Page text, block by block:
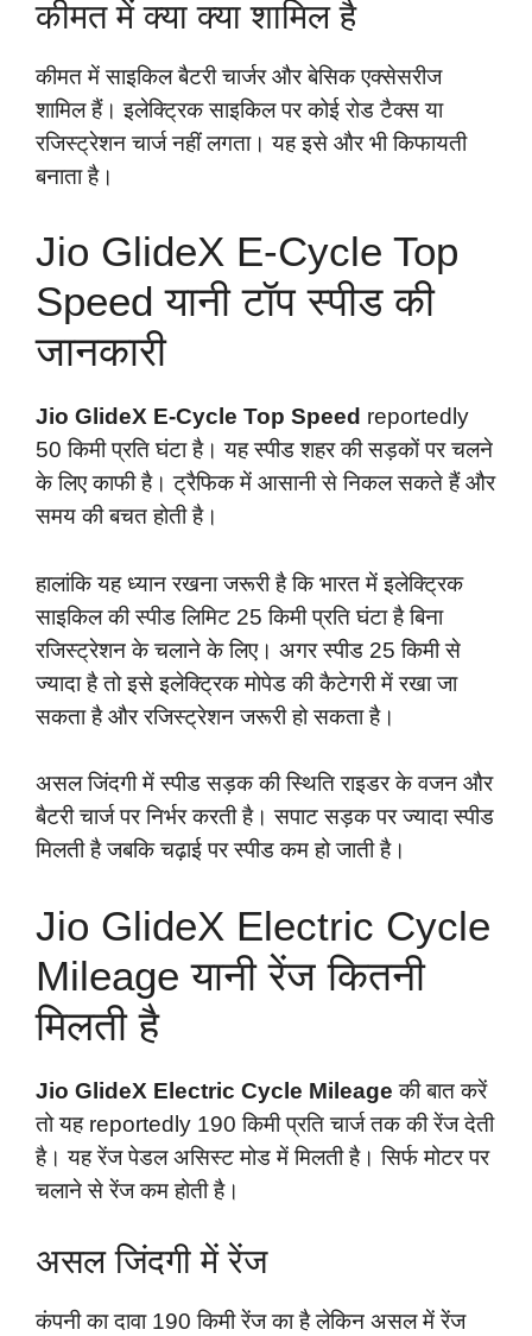
कीमत में क्या क्या शामिल है
कीमत में साइकिल बैटरी चार्जर और बेसिक एक्सेसरीज
शामिल हैं। इलेक्ट्रिक साइकिल पर कोई रोड टैक्स या
रजिस्ट्रेशन चार्ज नहीं लगता। यह इसे और भी किफायती
बनाता है।
Jio GlideX E-Cycle Top
Speed यानी टॉप स्पीड की
जानकारी
Jio GlideX E-Cycle Top Speed reportedly
50 किमी प्रति घंटा है। यह स्पीड शहर की सड़कों पर चलने
के लिए काफी है। ट्रैफिक में आसानी से निकल सकते हैं और
समय की बचत होती है।
हालांकि यह ध्यान रखना जरूरी है कि भारत में इलेक्ट्रिक
साइकिल की स्पीड लिमिट 25 किमी प्रति घंटा है बिना
रजिस्ट्रेशन के चलाने के लिए। अगर स्पीड 25 किमी से
ज्यादा है तो इसे इलेक्ट्रिक मोपेड की कैटेगरी में रखा जा
सकता है और रजिस्ट्रेशन जरूरी हो सकता है।
असल जिंदगी में स्पीड सड़क की स्थिति राइडर के वजन और
बैटरी चार्ज पर निर्भर करती है। सपाट सड़क पर ज्यादा स्पीड
मिलती है जबकि चढ़ाई पर स्पीड कम हो जाती है।
Jio GlideX Electric Cycle
Mileage यानी रेंज कितनी
मिलती है
Jio GlideX Electric Cycle Mileage की बात करें
तो यह reportedly 190 किमी प्रति चार्ज तक की रेंज देती
है। यह रेंज पेडल असिस्ट मोड में मिलती है। सिर्फ मोटर पर
चलाने से रेंज कम होती है।
असल जिंदगी में रेंज
कंपनी का दावा 190 किमी रेंज का है लेकिन असल में रेंज